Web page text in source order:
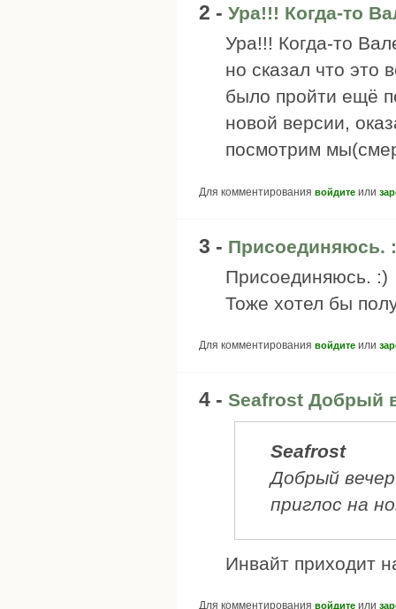
2 - Ура!!! Когда-то
Ура!!! Когда-то
но сказал что
было пройти ещё
новой версии,
посмотрим
Для комментирования войдите или
3 - Присоединяюсь.
Присоединяюсь. :)
Тоже хотел бы
Для комментирования войдите или
4 - Seafrost Добрый
Seafrost
Добрый
приглос на
Инвайт приходит
Для комментирования войдите или